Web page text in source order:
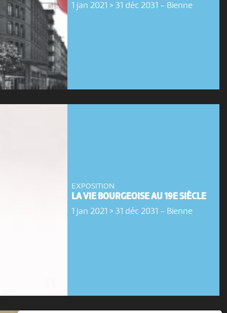
1 jan 2021 > 31 déc 2031 - Bienne
EXPOSITION
LA VIE BOURGEOISE AU 19E SIÈCLE
1 jan 2021 > 31 déc 2031 - Bienne